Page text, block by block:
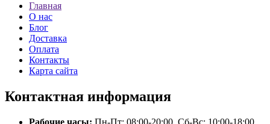
Главная
О нас
Блог
Доставка
Оплата
Контакты
Карта сайта
Контактная информация